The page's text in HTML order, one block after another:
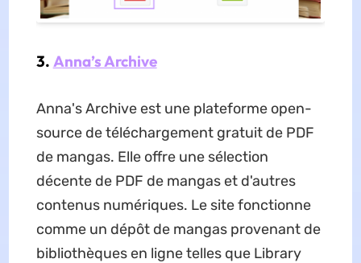
3. Anna’s Archive
Anna's Archive est une plateforme open-
source de téléchargement gratuit de PDF
de mangas. Elle offre une sélection
décente de PDF de mangas et d'autres
contenus numériques. Le site fonctionne
comme un dépôt de mangas provenant de
bibliothèques en ligne telles que Library